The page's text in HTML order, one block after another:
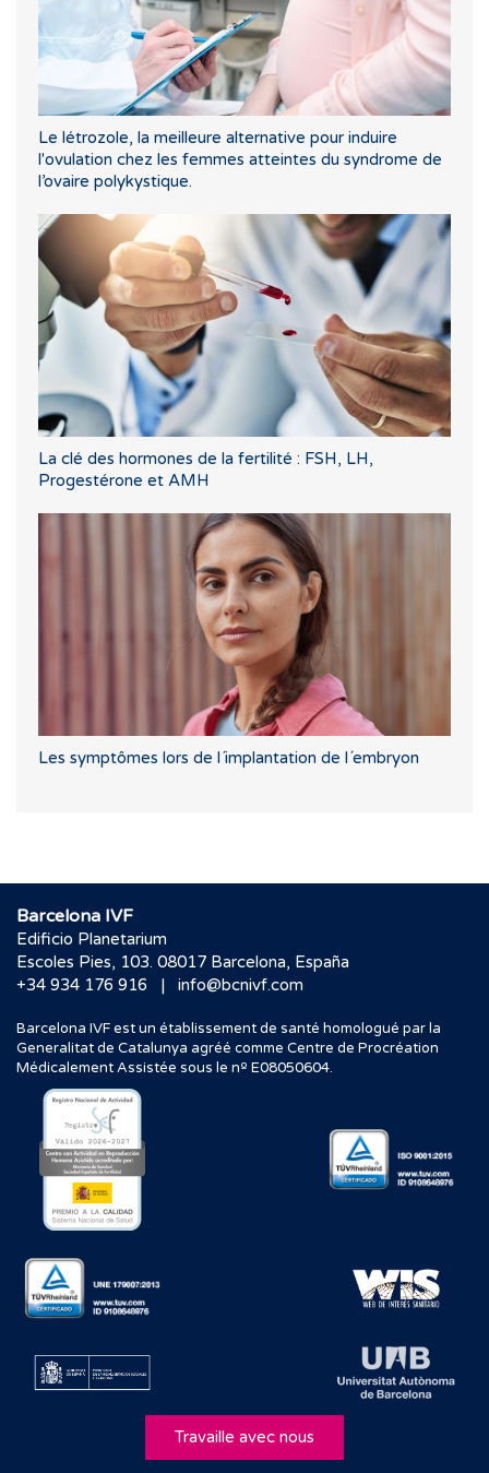
Le létrozole, la meilleure alternative pour induire
l'ovulation chez les femmes atteintes du syndrome de
l’ovaire polykystique.
La clé des hormones de la fertilité : FSH, LH,
Progestérone et AMH
Les symptômes lors de l´implantation de l´embryon
Barcelona IVF
Edificio Planetarium
Escoles Pies, 103. 08017 Barcelona, España
+34 934 176 916
| info@bcnivf.com
Barcelona IVF est un établissement de santé homologué par la
Generalitat de Catalunya agréé comme Centre de Procréation
Médicalement Assistée sous le nº E08050604.
Travaille avec nous